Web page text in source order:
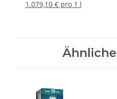
1.079,10 € pro 1 l